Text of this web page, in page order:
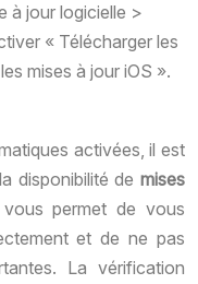
à jour logicielle >
« Télécharger les
mises à jour iOS ».
activées, il est
disponibilité de mises
permet de vous
et de ne pas
La vérification